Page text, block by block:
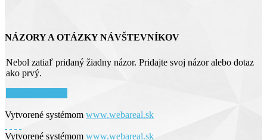
NÁZORY A OTÁZKY NÁVŠTEVNÍKOV
Nebol zatiaľ pridaný žiadny názor. Pridajte svoj názor alebo dotaz
ako prvý.
Vytvorené systémom www.webareal.sk
Vytvorené systémom www.webareal.sk